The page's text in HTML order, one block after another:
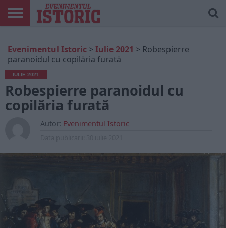
ONLINE
EDIȚII
TIPĂRITE
ISTORIC
PLAY
CONTUL
MEU
Evenimentul Istoric > Iulie 2021 > Robespierre
paranoidul cu copilăria furată
IULIE 2021
Robespierre paranoidul cu
copilăria furată
Autor: Evenimentul Istoric